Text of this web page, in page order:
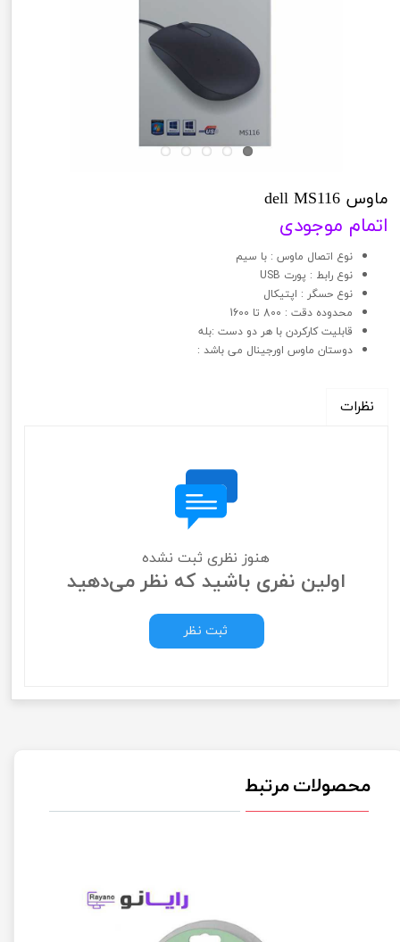
ماوس dell MS116
اتمام موجودی
نوع اتصال ماوس : با سیم
نوع رابط : پورت USB
نوع حسگر : اپتیکال
محدوده دقت : 800 تا 1600
قابلیت کارکردن با هر دو دست :بله
دوستان ماوس اورجینال می باشد :
نظرات
هنوز نظری ثبت نشده
اولین نفری باشید که نظر می‌دهید
ثبت نظر
محصولات مرتبط